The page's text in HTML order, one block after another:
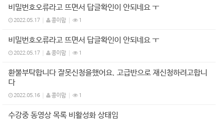
비밀번호오류라고 뜨면서 답글확인이 안되네요 ㅜ
2022.05.17 콩이맘 1
비밀번호오류라고 뜨면서 답글확인이 안되네요 ㅜ
2022.05.17 콩이맘 1
환불부탁합니다 잘못신청을했어요. 고급반으로 재신청하려고합니
다
2022.05.16 콩이맘 1
수강중 동영상 목록 비활성화 상태임